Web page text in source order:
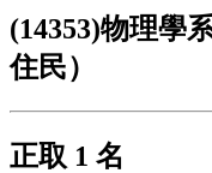
(14353)物理學
住民）
正取 1 名